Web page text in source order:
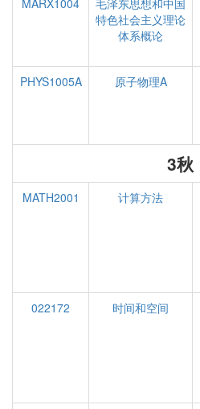
MARX1004
毛泽东思想和中国
特色社会主义理论
体系概论
PHYS1005A
原子物理A
3秋
MATH2001 计算方法
022172
时间和空间